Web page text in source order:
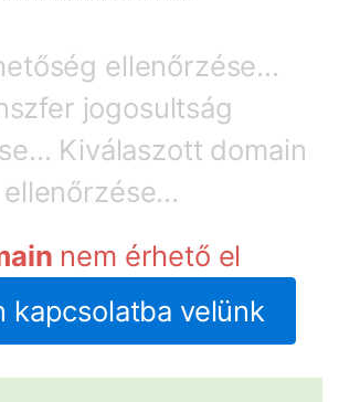
ellenőrzése...
jogosultság
Kiválaszott domain
ellenőrzése...
nem érhető el
kapcsolatba velünk